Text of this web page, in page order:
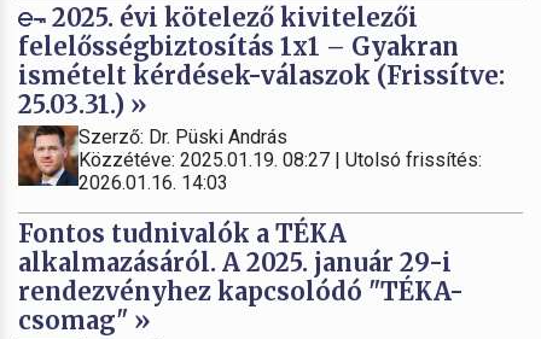
2025. évi kötelező kivitelezői
felelősségbiztosítás 1x1 – Gyakran
ismételt kérdések-válaszok (Frissítve:
25.03.31.) »
Szerző: Dr. Püski András
Közzétéve: 2025.01.19. 08:27 | Utolsó frissítés:
2026.01.16. 14:03
Fontos tudnivalók a TÉKA
alkalmazásáról. A 2025. január 29-i
rendezvényhez kapcsolódó "TÉKA-
csomag" »